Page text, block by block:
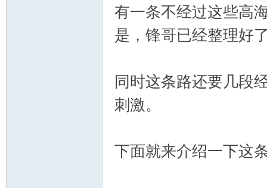
有一条不经过这些高
是，锋哥已经整理好
同时这条路还要几段
刺激。
下面就来介绍一下这